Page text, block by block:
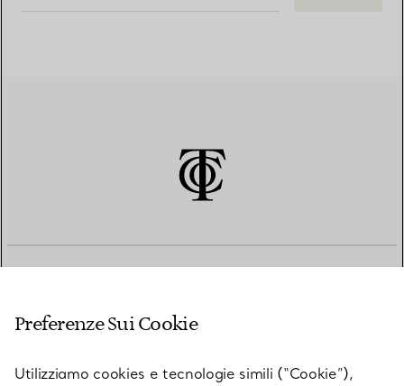
Preferenze Sui Cookie
Utilizziamo cookies e tecnologie simili (“Cookie”),